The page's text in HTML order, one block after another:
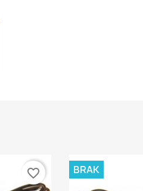
favorite_border BRAK